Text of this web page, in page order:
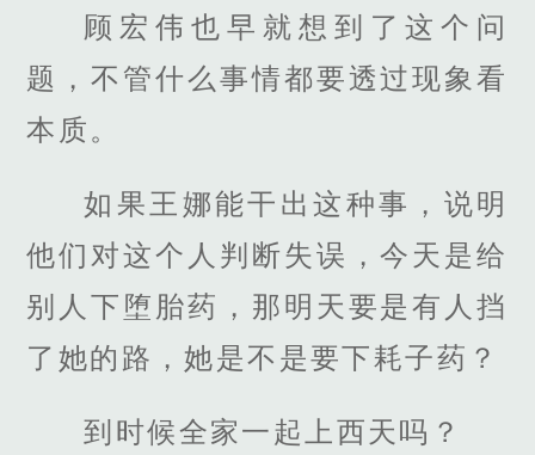
顾宏伟也早就想到了这个问
题，不管什么事情都要透过现象看
本质。
如果王娜能干出这种事，说明
他们对这个人判断失误，今天是给
别人下堕胎药，那明天要是有人挡
了她的路，她是不是要下耗子药？
到时候全家一起上西天吗？